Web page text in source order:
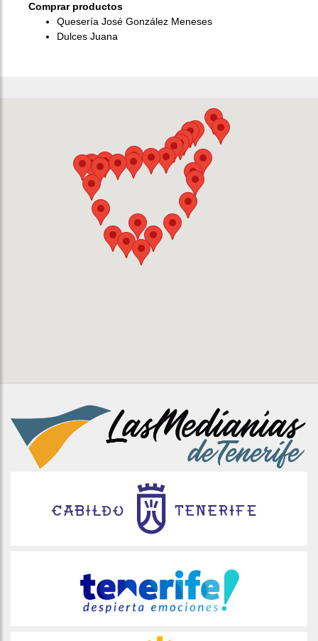
Comprar productos
Quesería José González Meneses
Dulces Juana